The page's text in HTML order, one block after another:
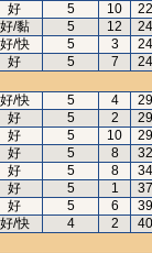
好 5 10
22
好/黏 5 12
24
好/快 5 3
24
好 5 7
24
好/快 5 4
29
好 5 2
29
好 5 10
29
好 5 8
32
好 5 8
34
好 5 1
37
好 5 6
39
好/快 4 2
40